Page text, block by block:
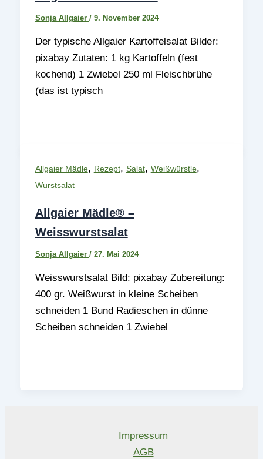
Sonja Allgaier / 9. November 2024
Der typische Allgaier Kartoffelsalat Bilder:
pixabay Zutaten: 1 kg Kartoffeln (fest
kochend) 1 Zwiebel 250 ml Fleischbrühe
(das ist typisch
Allgaier Mädle, Rezept, Salat, Weißwürstle,
Wurstsalat
Allgaier Mädle® –
Weisswurstsalat
Sonja Allgaier / 27. Mai 2024
Weisswurstsalat Bild: pixabay Zubereitung:
400 gr. Weißwurst in kleine Scheiben
schneiden 1 Bund Radieschen in dünne
Scheiben schneiden 1 Zwiebel
Impressum
AGB